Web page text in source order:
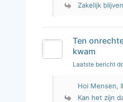
Zakelijk
Ten
kwam
Laatste bericht
Hoi Mensen,
Kan het zijn